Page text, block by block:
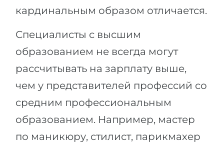
кардинальным образом отличается.
Специалисты с высшим
образованием не всегда могут
рассчитывать на зарплату выше,
чем у представителей профессий со
средним профессиональным
образованием. Например, мастер
по маникюру, стилист, парикмахер